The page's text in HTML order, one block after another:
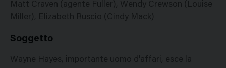
Matt Craven (agente Fuller), Wendy Crewson (Louise
Miller), Elizabeth Ruscio (Cindy Mack)
Soggetto
Wayne Hayes, importante uomo d'affari, esce la